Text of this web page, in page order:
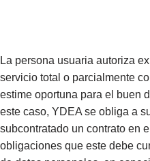
La persona usuaria autoriza
servicio total o parcialmente
estime oportuna para el buen
este caso, YDEA se obliga a
subcontratado un contrato en
obligaciones que este debe